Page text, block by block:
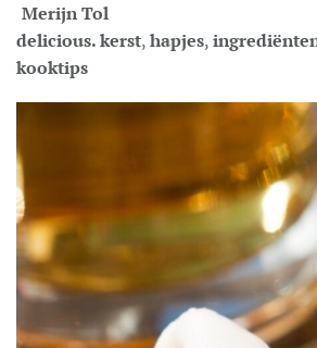
Merijn Tol
delicious. kerst,hapjes,
kooktips